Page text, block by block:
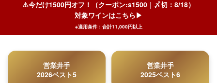
⚠️今だけ1500円オフ！（クーポン:s1500｜〆切：8/18）
対象ワインはこちら▶︎
※適用条件：合計11,000円以上
営業井手
2026ベスト5
営業井手
2025ベスト6